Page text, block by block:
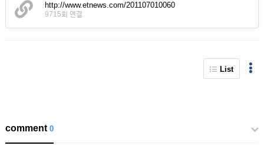
http://www.etnews.com/201107010060
9715회 연결
List
comment0